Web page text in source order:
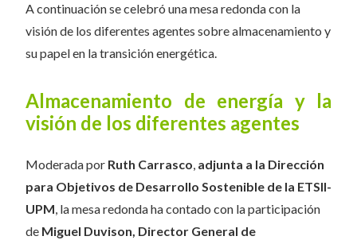
A continuación se celebró una mesa redonda con la
visión de los diferentes agentes sobre almacenamiento y
su papel en la transición energética.
Almacenamiento de energía y la
visión de los diferentes agentes
Moderada por Ruth Carrasco, adjunta a la Dirección
para Objetivos de Desarrollo Sostenible de la ETSII-
UPM, la mesa redonda ha contado con la participación
de Miguel Duvison, Director General de